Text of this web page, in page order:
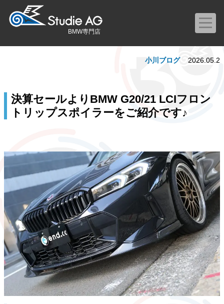
BMW専門店
決算セールよりBMW G20/21 LCIフロン
トリップスポイラーをご紹介です♪
小川ブログ 2026.05.2